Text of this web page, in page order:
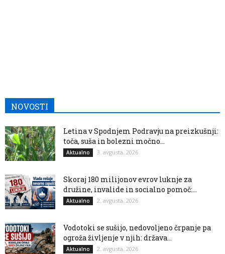
NOVOSTI
Letina v Spodnjem Podravju na preizkušnji:
toča, suša in bolezni močno...
Aktualno 3. avgusta, 2026
Skoraj 180 milijonov evrov luknje za
družine, invalide in socialno pomoč:...
Aktualno 2. avgusta, 2026
Vodotoki se sušijo, nedovoljeno črpanje pa
ogroža življenje v njih: država...
Aktualno 2. avgusta, 2026